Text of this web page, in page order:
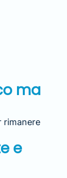
ma
rimanere
e